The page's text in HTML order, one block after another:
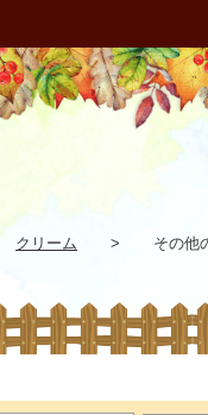
クリーム > その他